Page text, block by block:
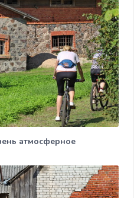
атмосферное